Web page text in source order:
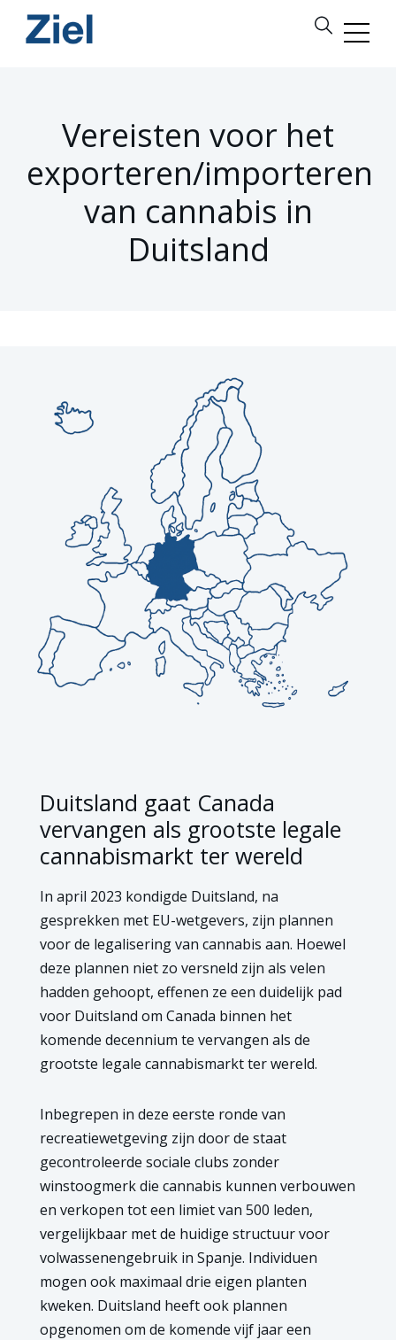
Vereisten voor het
exporteren/importeren
van cannabis in
Duitsland
Duitsland gaat Canada
vervangen als grootste legale
cannabismarkt ter wereld
In april 2023 kondigde Duitsland, na
gesprekken met EU-wetgevers, zijn plannen
voor de legalisering van cannabis aan. Hoewel
deze plannen niet zo versneld zijn als velen
hadden gehoopt, effenen ze een duidelijk pad
voor Duitsland om Canada binnen het
komende decennium te vervangen als de
grootste legale cannabismarkt ter wereld.
Inbegrepen in deze eerste ronde van
recreatiewetgeving zijn door de staat
gecontroleerde sociale clubs zonder
winstoogmerk die cannabis kunnen verbouwen
en verkopen tot een limiet van 500 leden,
vergelijkbaar met de huidige structuur voor
volwassenengebruik in Spanje. Individuen
mogen ook maximaal drie eigen planten
kweken. Duitsland heeft ook plannen
opgenomen om de komende vijf jaar een